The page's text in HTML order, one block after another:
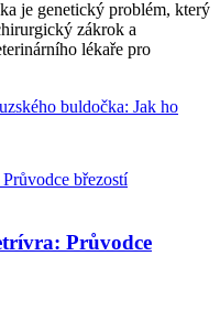
je genetický problém, který
zákrok a
lékaře pro
buldočka: Jak ho
Průvodce